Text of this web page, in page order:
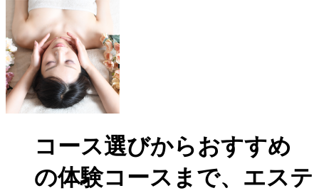
コース選びからおすすめ
の体験コースまで、エステ